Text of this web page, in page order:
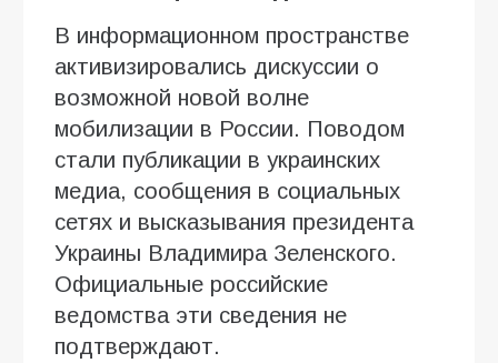
В информационном пространстве
активизировались дискуссии о
возможной новой волне
мобилизации в России. Поводом
стали публикации в украинских
медиа, сообщения в социальных
сетях и высказывания президента
Украины Владимира Зеленского.
Официальные российские
ведомства эти сведения не
подтверждают.